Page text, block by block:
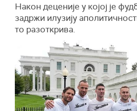
Након деценије у којој је
задржи илузију
то разоткрива.